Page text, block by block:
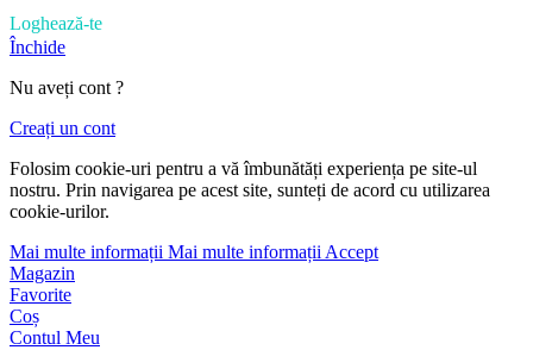
Loghează-te
Închide
Nu aveți cont ?
Creați un cont
Folosim cookie-uri pentru a vă îmbunătăți experiența pe site-ul
nostru. Prin navigarea pe acest site, sunteți de acord cu utilizarea
cookie-urilor.
Mai multe informații Mai multe informațiiAccept
Magazin
Favorite
Coș
Contul Meu